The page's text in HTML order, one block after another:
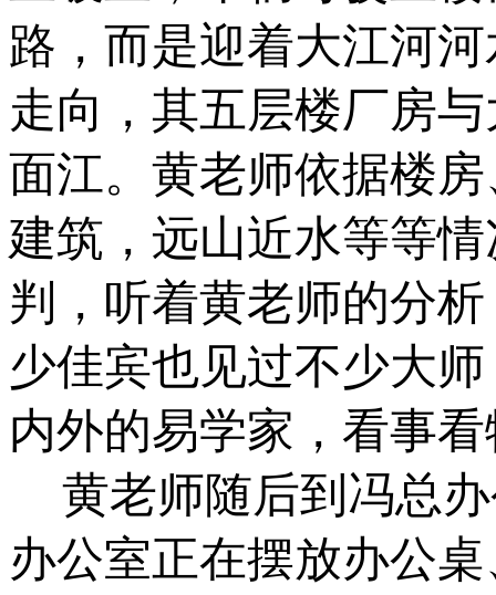
路，而是迎着大江河
走向，其五层楼厂房
面江。 黄老师依据楼
建筑，远山近水等等
判，听着黄老师的分
少佳宾也见过不少大
内外的易学家，看事
黄老师随后到冯总
办公室正在摆放办公